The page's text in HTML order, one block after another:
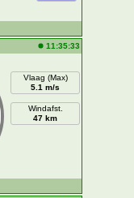
11:35:33
Vlaag (Max)
5.1 m/s
Windafst.
47 km